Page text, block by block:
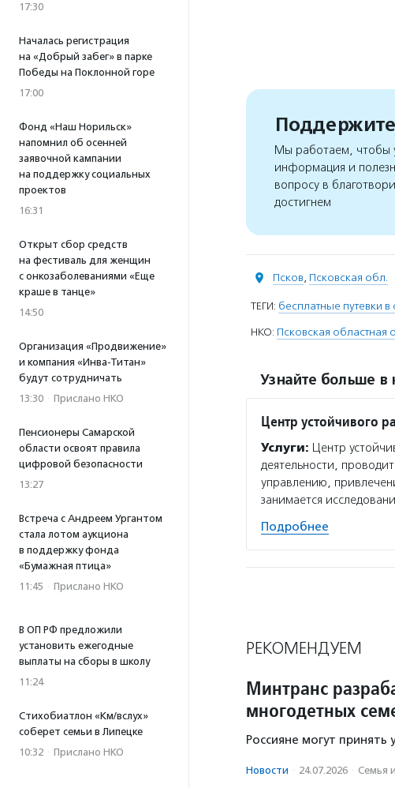
17:30
Началась регистрация
на «Добрый забег» в парке
Победы на Поклонной горе
17:00
Фонд «Наш Норильск»
напомнил об осенней
заявочной кампании
на поддержку социальных
проектов
16:31
Открыт сбор средств
на фестиваль для женщин
с онкозаболеваниями «Еще
краше в танце»
14:50
Организация «Продвижение»
и компания «Инва-Титан»
будут сотрудничать
13:30 · Прислано НКО
Пенсионеры Самарской
области освоят правила
цифровой безопасности
13:27
Встреча с Андреем Ургантом
стала лотом аукциона
в поддержку фонда
«Бумажная птица»
11:45 · Прислано НКО
В ОП РФ предложили
установить ежегодные
выплаты на сборы в школу
11:24
Стихобиатлон «Км/вслух»
соберет семьи в Липецке
10:32 · Прислано НКО
Мы работаем, чтобы
информация и
вопросу в
достигнем
Псков, Псковская обл.
ТЕГИ: бесплатные путевки в
НКО: Псковская областная
Узнайте больше в
Центр устойчивого
Услуги: Центр
деятельности,
управлению,
занимается
Подробнее
РЕКОМЕНДУЕМ
Минтранс
многодетных
Россияне могут принять
Новости · 24.07.2026 · Семья